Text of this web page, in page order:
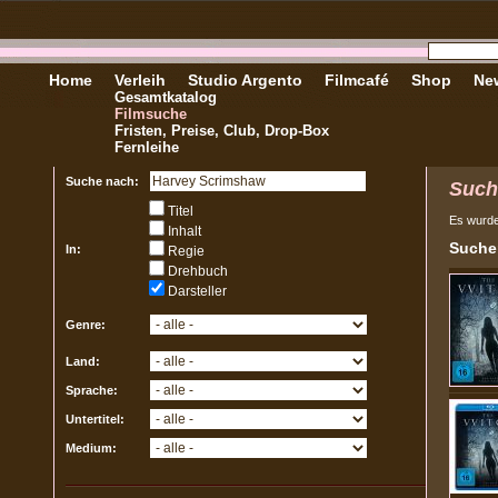
Home Verleih
Gesamtkatalog
Filmsuche
Fristen, Preise, Club, Drop-Box
Fernleihe
Studio Argento Filmcafé Shop
Suche nach:
In:
Titel
Inhalt
Regie
Drehbuch
Darsteller
Genre:
Land:
Sprache:
Untertitel:
Medium:
Es